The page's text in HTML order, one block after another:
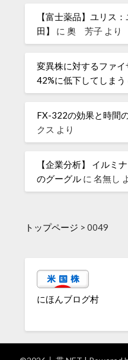
【富士薬品】ユリス
田】
に奧 芳子 より
変異株に対するファ
42%に低下してしまう
FX-322の効果と時間
クス より
【企業分析】 イルミ
のグーグル に名無し
トップページ >0049
にほんブログ村